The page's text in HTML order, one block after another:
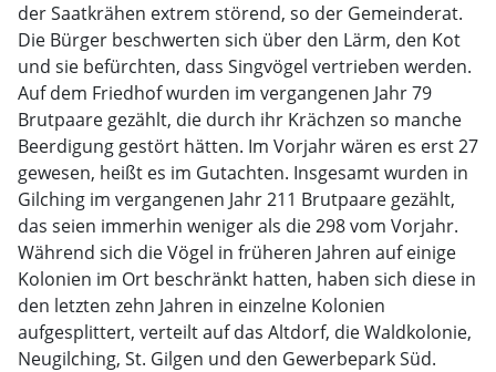
der Saatkrähen extrem störend, so der Gemeinderat.
Die Bürger beschwerten sich über den Lärm, den Kot
und sie befürchten, dass Singvögel vertrieben werden.
Auf dem Friedhof wurden im vergangenen Jahr 79
Brutpaare gezählt, die durch ihr Krächzen so manche
Beerdigung gestört hätten. Im Vorjahr wären es erst 27
gewesen, heißt es im Gutachten. Insgesamt wurden in
Gilching im vergangenen Jahr 211 Brutpaare gezählt,
das seien immerhin weniger als die 298 vom Vorjahr.
Während sich die Vögel in früheren Jahren auf einige
Kolonien im Ort beschränkt hatten, haben sich diese in
den letzten zehn Jahren in einzelne Kolonien
aufgesplittert, verteilt auf das Altdorf, die Waldkolonie,
Neugilching, St. Gilgen und den Gewerbepark Süd.